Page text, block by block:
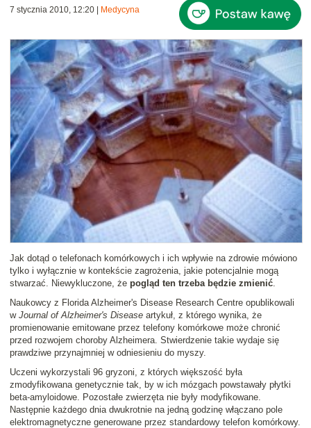
7 stycznia 2010, 12:20 Medycyna
Jak dotąd o telefonach komórkowych i ich wpływie na zdrowie mówiono
tylko i wyłącznie w kontekście zagrożenia, jakie potencjalnie mogą
stwarzać. Niewykluczone, że pogląd ten trzeba będzie zmienić
Naukowcy z Florida Alzheimer's Disease Research Centre opublikowali
w Journal of Alzheimer's Disease artykuł, z którego wynika, że
promienowanie emitowane przez telefony komórkowe może chronić
przed rozwojem choroby Alzheimera. Stwierdzenie takie wydaje się
prawdziwe przynajmniej w odniesieniu do myszy.
Uczeni wykorzystali 96 gryzoni, z których większość była
zmodyfikowana genetycznie tak, by w ich mózgach powstawały płytki
beta-amyloidowe. Pozostałe zwierzęta nie były modyfikowane.
Następnie każdego dnia dwukrotnie na jedną godzinę włączano pole
elektromagnetyczne generowane przez standardowy telefon komórkowy.